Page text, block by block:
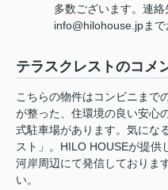
多数ございます。連絡
info@hilohouse.jpまで
テラスクレストのコメ
こちらの物件はコンビニまで
が整った、住環境の良い安心
式駐車場があります。気にな
スト」。HILO HOUSEが提
河岸周辺にて発信しておりま
い。